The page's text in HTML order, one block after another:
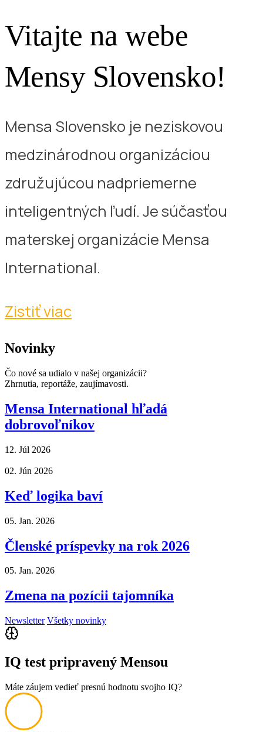
Vitajte na webe
Mensy Slovensko!
Mensa Slovensko je neziskovou
medzinárodnou organizáciou
združujúcou nadpriemerne
inteligentných ľudí. Je súčasťou
materskej organizácie Mensa
International.
Zistiť viac
Novinky
Čo nové sa udialo v našej organizácii?
Zhrnutia, reportáže, zaujímavosti.
Mensa International hľadá
dobrovoľníkov
12. Júl 2026
02. Jún 2026
Keď logika baví
05. Jan. 2026
Členské príspevky na rok 2026
05. Jan. 2026
Zmena na pozícii tajomníka
Newsletter Všetky novinky
IQ test pripravený Mensou
Máte záujem vedieť presnú hodnotu svojho IQ?